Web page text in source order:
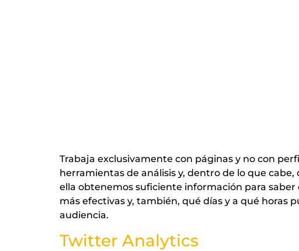
Trabaja exclusivamente con páginas y no con
herramientas de análisis y, dentro de lo que
ella obtenemos suficiente información para saber
más efectivas y, también, qué días y a qué horas
audiencia.
Twitter Analytics